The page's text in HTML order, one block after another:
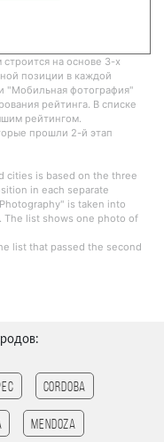
на основе 3-х
позиции в каждой
"Мобильная фотография"
рейтинга. В списке
рейтингом.
прошли 2-й этап
cities is based on the three
in each separate
is taken into
The list shows one photo of
list that passed the second
Cordoba
Mendoza